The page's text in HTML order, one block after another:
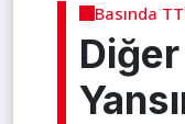
Basında
Diğer